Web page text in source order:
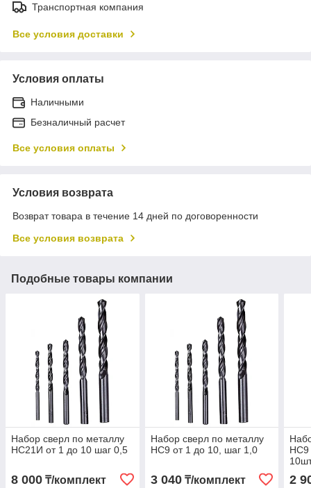
Транспортная компания
Все условия доставки
Условия оплаты
Наличными
Безналичный расчет
Все условия оплаты
Условия возврата
Возврат товара в течение 14 дней по договоренности
Все условия возврата
Подобные товары компании
Набор сверл по металлу
НС21И от 1 до 10 шаг 0,5
8 000 ₸/комплект
Набор сверл по металлу
НС9 от 1 до 10, шаг 1,0
3 040₸/комплект
НС9
2